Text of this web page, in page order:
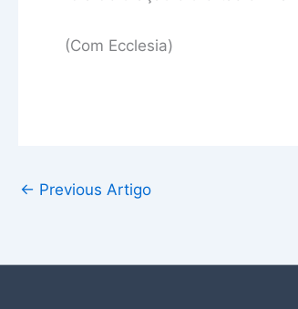
(Com Ecclesia)
← Previous Artigo